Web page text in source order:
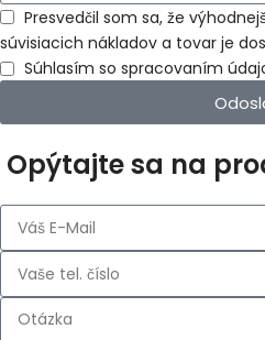
Presvedčil som sa, že
súvisiacich nákladov a tovar je
Súhlasím so spracovaním
Opýtajte sa na